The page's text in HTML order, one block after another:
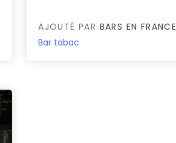
AJOUTÉ PAR BARS EN FRANCE
Bar tabac